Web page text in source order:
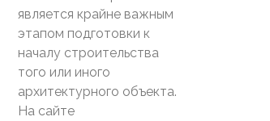
является крайне важным
этапом подготовки к
началу строительства
того или иного
архитектурного объекта.
На сайте